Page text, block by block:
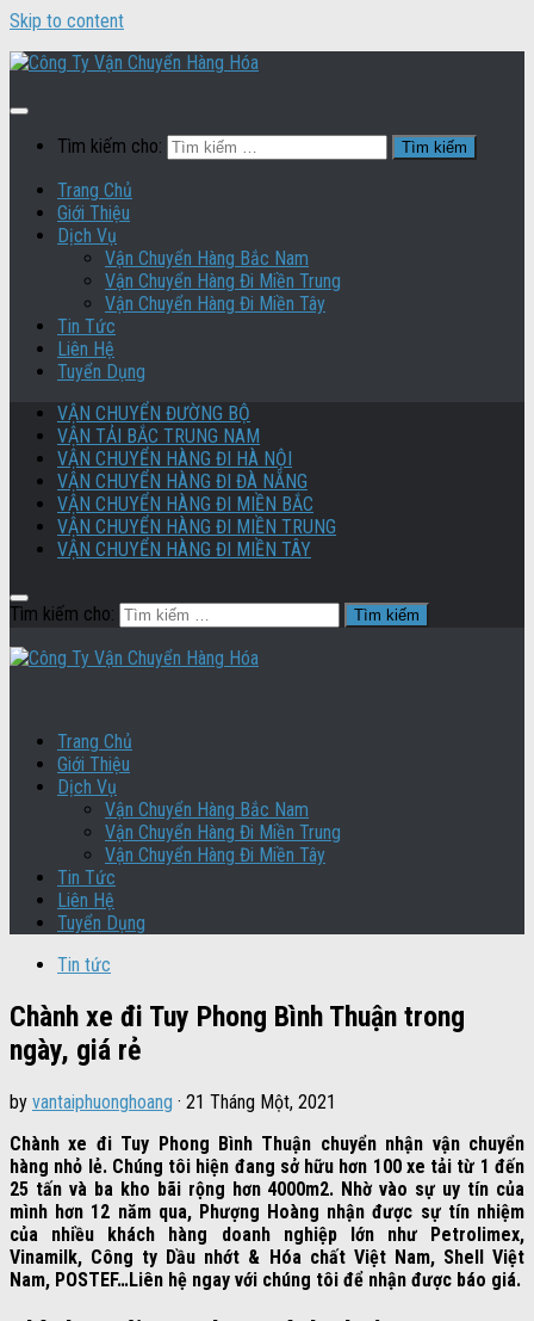
Skip to content
Tìm kiếm cho:
Trang Chủ
Giới Thiệu
Dịch Vụ
Vận Chuyển Hàng Bắc Nam
Vận Chuyển Hàng Đi Miền Trung
Vận Chuyển Hàng Đi Miền Tây
Tin Tức
Liên Hệ
Tuyển Dụng
VẬN CHUYỂN ĐƯỜNG BỘ
VẬN TẢI BẮC TRUNG NAM
VẬN CHUYỂN HÀNG ĐI HÀ NỘI
VẬN CHUYỂN HÀNG ĐI ĐÀ NẴNG
VẬN CHUYỂN HÀNG ĐI MIỀN BẮC
VẬN CHUYỂN HÀNG ĐI MIỀN TRUNG
VẬN CHUYỂN HÀNG ĐI MIỀN TÂY
Tìm kiếm cho:
Trang Chủ
Giới Thiệu
Dịch Vụ
Vận Chuyển Hàng Bắc Nam
Vận Chuyển Hàng Đi Miền Trung
Vận Chuyển Hàng Đi Miền Tây
Tin Tức
Liên Hệ
Tuyển Dụng
Tin tức
Chành xe đi Tuy Phong Bình Thuận trong
ngày, giá rẻ
by vantaiphuonghoang · 21 Tháng Một, 2021
Chành xe đi Tuy Phong Bình Thuận chuyển nhận vận chuyển
hàng nhỏ lẻ. Chúng tôi hiện đang sở hữu hơn 100 xe tải từ 1 đến
25 tấn và ba kho bãi rộng hơn 4000m2. Nhờ vào sự uy tín của
mình hơn 12 năm qua, Phượng Hoàng nhận được sự tín nhiệm
của nhiều khách hàng doanh nghiệp lớn như Petrolimex,
Vinamilk, Công ty Dầu nhớt & Hóa chất Việt Nam, Shell Việt
Nam, POSTEF…Liên hệ ngay với chúng tôi để nhận được báo giá.